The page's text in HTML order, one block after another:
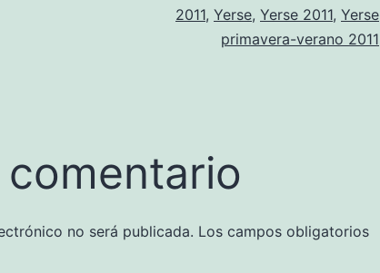
2011, Yerse, Yerse 2011, Yerse
primavera-verano 2011
no será publicada. Los campos obligatorios